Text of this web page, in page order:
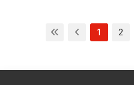
1 2